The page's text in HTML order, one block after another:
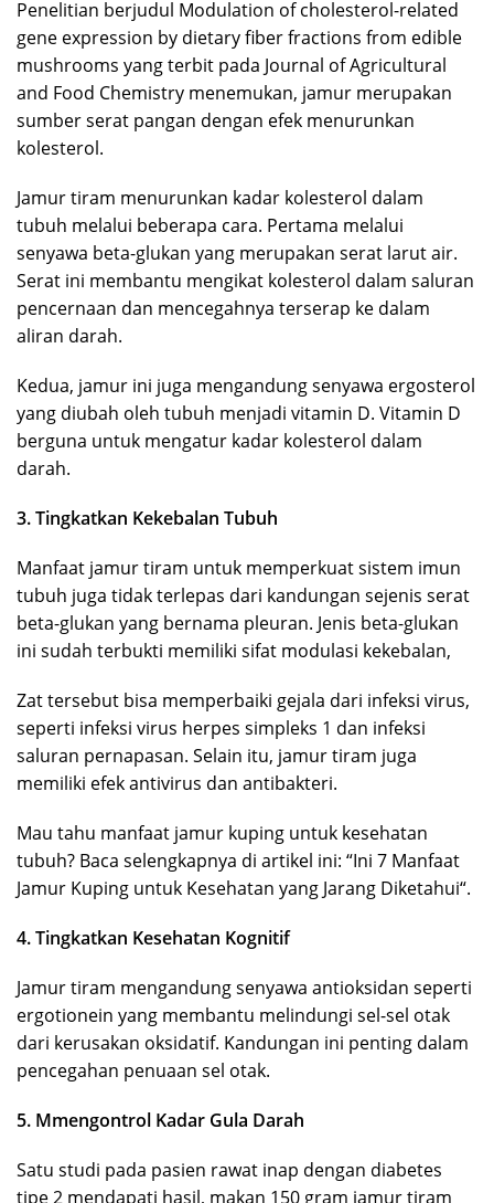
Penelitian berjudul Modulation of cholesterol-related
gene expression by dietary fiber fractions from edible
mushrooms yang terbit pada Journal of Agricultural
and Food Chemistry menemukan, jamur merupakan
sumber serat pangan dengan efek menurunkan
kolesterol.
Jamur tiram menurunkan kadar kolesterol dalam
tubuh melalui beberapa cara. Pertama melalui
senyawa beta-glukan yang merupakan serat larut air.
Serat ini membantu mengikat kolesterol dalam saluran
pencernaan dan mencegahnya terserap ke dalam
aliran darah.
Kedua, jamur ini juga mengandung senyawa ergosterol
yang diubah oleh tubuh menjadi vitamin D. Vitamin D
berguna untuk mengatur kadar kolesterol dalam
darah.
3. Tingkatkan Kekebalan Tubuh
Manfaat jamur tiram untuk memperkuat sistem imun
tubuh juga tidak terlepas dari kandungan sejenis serat
beta-glukan yang bernama pleuran. Jenis beta-glukan
ini sudah terbukti memiliki sifat modulasi kekebalan,
Zat tersebut bisa memperbaiki gejala dari infeksi virus,
seperti infeksi virus herpes simpleks 1 dan infeksi
saluran pernapasan. Selain itu, jamur tiram juga
memiliki efek antivirus dan antibakteri.
Mau tahu manfaat jamur kuping untuk kesehatan
tubuh? Baca selengkapnya di artikel ini: “Ini 7 Manfaat
Jamur Kuping untuk Kesehatan yang Jarang Diketahui“.
4. Tingkatkan Kesehatan Kognitif
Jamur tiram mengandung senyawa antioksidan seperti
ergotionein yang membantu melindungi sel-sel otak
dari kerusakan oksidatif. Kandungan ini penting dalam
pencegahan penuaan sel otak.
5. Mmengontrol Kadar Gula Darah
Satu studi pada pasien rawat inap dengan diabetes
tipe 2 mendapati hasil, makan 150 gram jamur tiram